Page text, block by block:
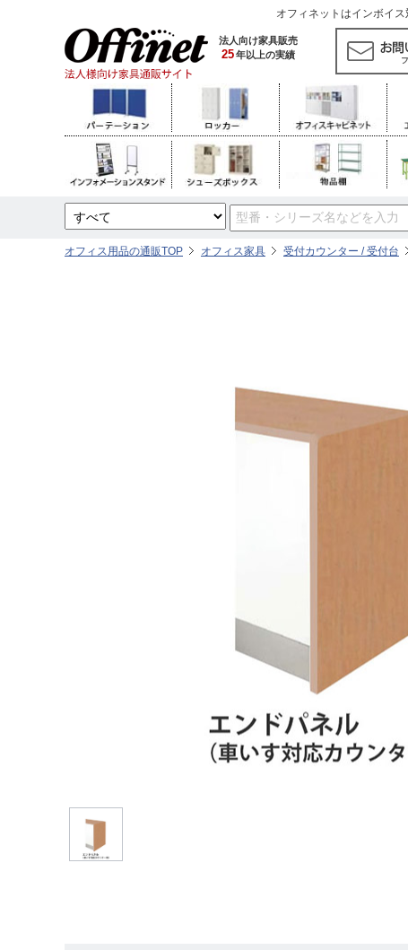
オフィネットはインボイ
法人向け家具販売
25年以上の実績
オフィス用品の通販TOP オフィス家具 受付カウンター / 受付台